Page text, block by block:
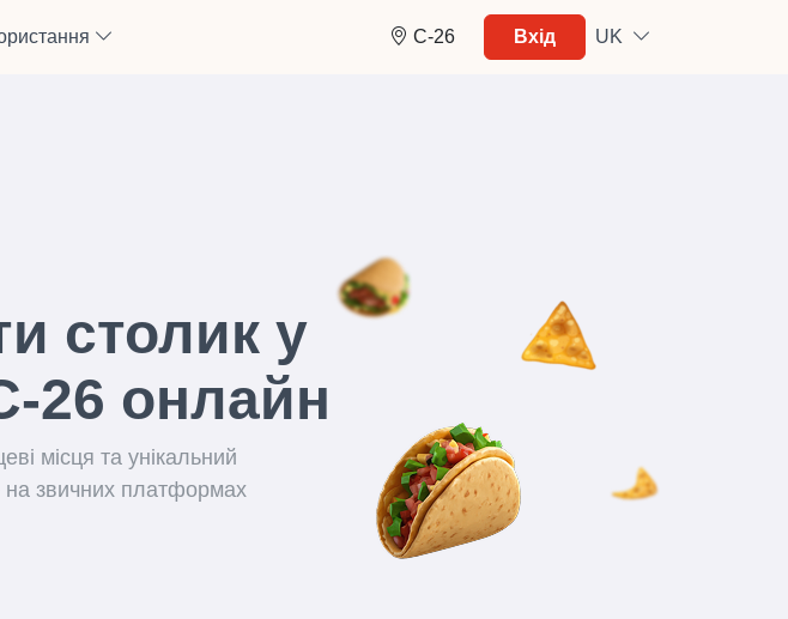
C-26 Вхід UK
столик у
26 онлайн
місця та унікальний
на звичних платформах